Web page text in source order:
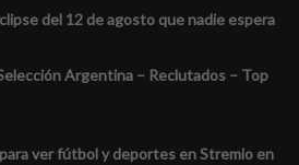
del 12 de agosto que nadie espera
Argentina – Reclutados – Top
ver fútbol y deportes en Stremio en